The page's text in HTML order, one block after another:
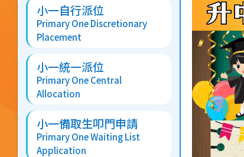
小一自行派位
Primary One Discretionary
Placement
小一統一派位
Primary One Central
Allocation
小一備取生叩門申請
Primary One Waiting List
Application